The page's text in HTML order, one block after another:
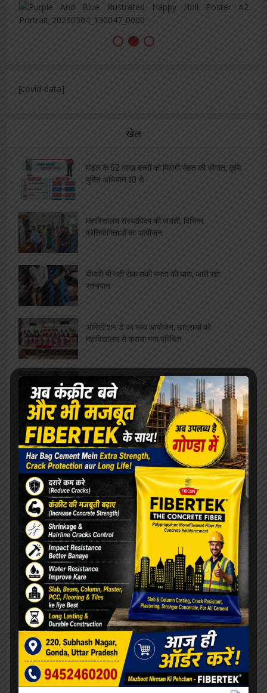
[covid-data]
खेल
मंडल के 52 लाख बच्चों को मिलेगी सेहत की सौगात, कृमि
मुक्ति अभियान 10 से
महाविद्यालय संस्थापिका की जयंती, विभिन्न
प्रतियोगिताओं का आयोजन
बीमारी भी नहीं रोक सकी ममता की धारा, जारी रहा
स्तनपान
ओरिएंटेशन डे का भब्य आयोजन, छात्राओं को
महाविद्यालय से कराया गया परिचित
सफाईकर्मियों की समस्याओं को लेकर डीपीआरओ से मिले
जिलाध्यक्ष, निराकरण का मिला आश्वासन
रेलवे बोर्ड अध्यक्ष को मिला कार्यकाल विस्तार, परामर्श
दात्री समिति सदस्य पंकज श्रीवास्तव ने दी शुभकामनायें
विश्वनाथ मंदिर पर दलालों का कब्ज़ा, VIP दर्शन के नाम
पर महिला से वसूले 4000, वीडियो वायरल
एलबीएस के सभी संकायों में हुआ ” दीक्षारम्भ” का भव्य
कार्यक्रम
शतरंज प्रतियोगिता आयोजित, विजेता भाग लेंगे प्रदेश
स्तरीय प्रतियोगिता में
सफाईकर्मी के दो पुत्र एक साथ बने पुलिसकर्मी,
जिलाध्यक्ष ने दी बधाई
व्यवसाय
फीता काटकर छात्रायें करेंगी बदनाम समोसे बेवफा पकोड़े